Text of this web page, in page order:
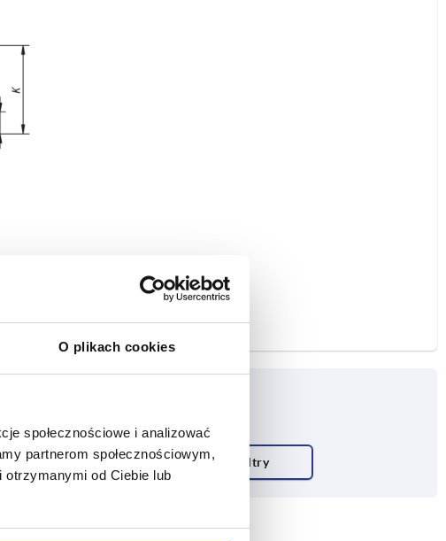
O plikach cookies
społecznościowe i analizować
partnerom społecznościowym,
od Ciebie lub